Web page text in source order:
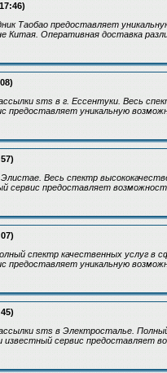
Таобао предоставляет
Китая. Оперативная доставка
sms в г. Ессентуки. Весь
предоставляет уникальную
Весь спектр
сервис предоставляет
спектр качественных услуг в
предоставляет уникальную
sms в Электросталье.
известный сервис предоставляет